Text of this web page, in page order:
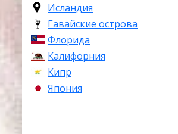
Исландия
Гавайские острова
Флорида
Калифорния
Кипр
Япония